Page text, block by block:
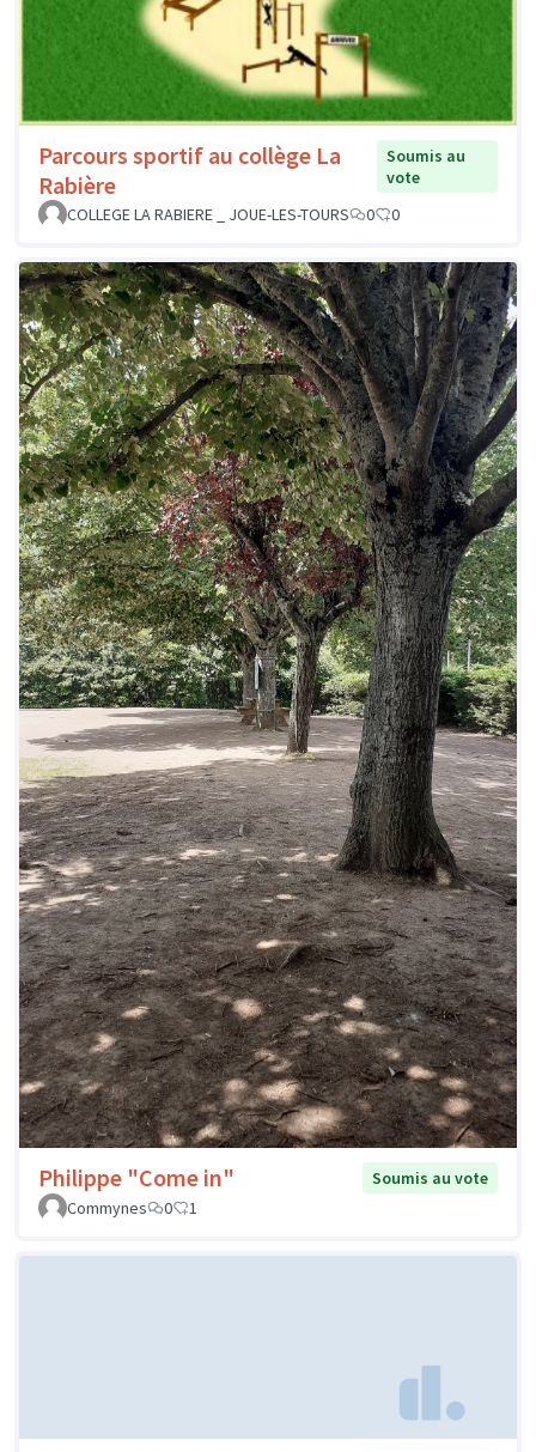
Parcours sportif au collège La
Rabière
Soumis au
vote
COLLEGE LA RABIERE _ JOUE-LES-TOURS
0 0
Philippe "Come in"
Soumis au vote
Commynes
0 1